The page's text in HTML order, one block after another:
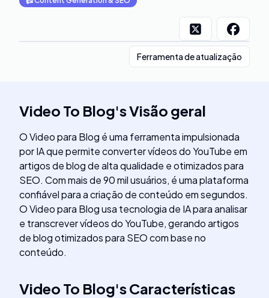
Ferramenta de atualização
Video To Blog'sVisão geral
O Video para Blog é uma ferramenta impulsionada
por IA que permite converter vídeos do YouTube em
artigos de blog de alta qualidade e otimizados para
SEO. Com mais de 90 mil usuários, é uma plataforma
confiável para a criação de conteúdo em segundos.
O Video para Blog usa tecnologia de IA para analisar
e transcrever vídeos do YouTube, gerando artigos
de blog otimizados para SEO com base no
conteúdo.
Video To Blog'sCaracterísticas